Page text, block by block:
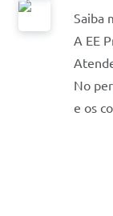
Saiba
A EE
No
e os